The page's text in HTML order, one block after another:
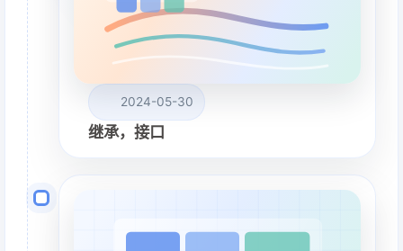
2024-05-30
继承，接口